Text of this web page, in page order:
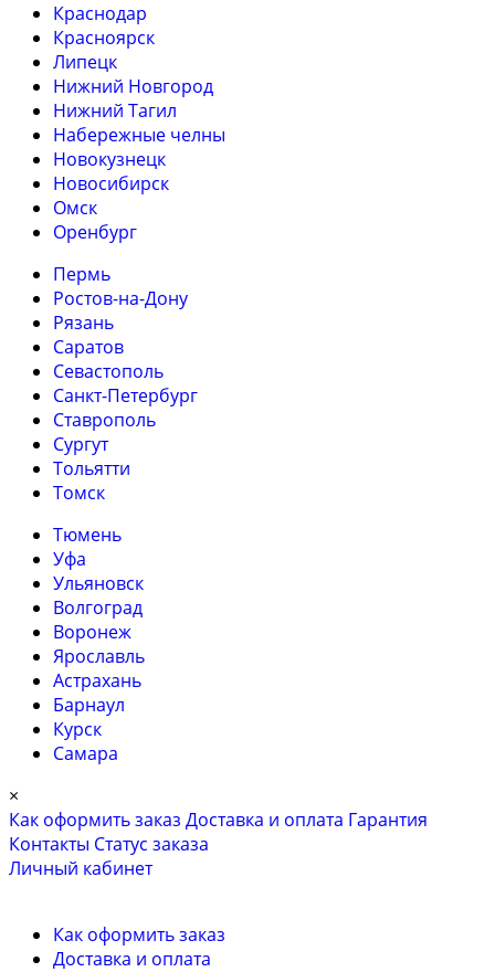
Краснодар
Красноярск
Липецк
Нижний Новгород
Нижний Тагил
Набережные челны
Новокузнецк
Новосибирск
Омск
Оренбург
Пермь
Ростов-на-Дону
Рязань
Саратов
Севастополь
Санкт-Петербург
Ставрополь
Сургут
Тольятти
Томск
Тюмень
Уфа
Ульяновск
Волгоград
Воронеж
Ярославль
Астрахань
Барнаул
Курск
Самара
×
Как оформить заказ Доставка и оплата Гарантия
Контакты Cтатус заказа
Личный кабинет
Как оформить заказ
Доставка и оплата